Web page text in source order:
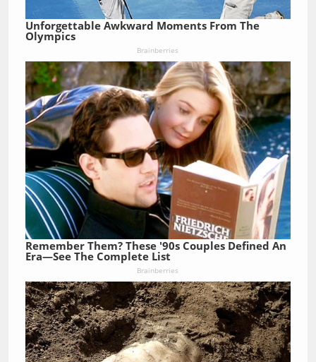
Unforgettable Awkward Moments From The
Olympics
Brainberries
Remember Them? These '90s Couples Defined An
Era—See The Complete List
Brainberries